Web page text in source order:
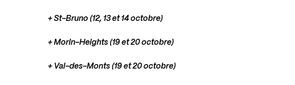
+ St-Bruno (12, 13 et 14 octobre)
+ Morin-Heights (19 et 20 octobre)
+ Val-des-Monts (19 et 20 octobre)